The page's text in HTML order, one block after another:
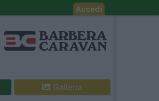
Accedi
Galleria